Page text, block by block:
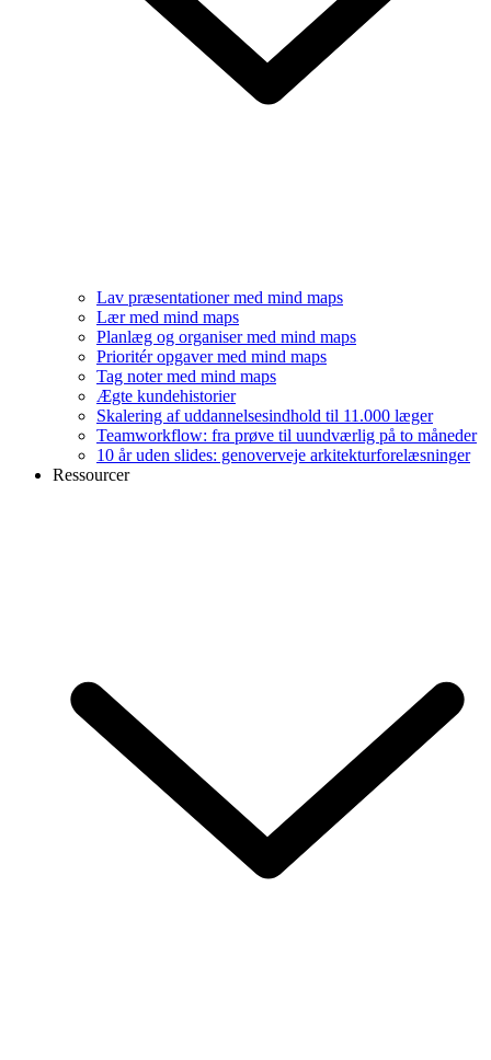
Lav præsentationer med mind maps
Lær med mind maps
Planlæg og organiser med mind maps
Prioritér opgaver med mind maps
Tag noter med mind maps
Ægte kundehistorier
Skalering af uddannelsesindhold til 11.000 læger
Teamworkflow: fra prøve til uundværlig på to måneder
10 år uden slides: genoverveje arkitekturforelæsninger
Ressourcer